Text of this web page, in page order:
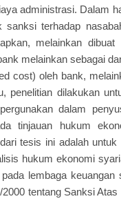
administrasi. Dalam
sanksi terhadap
melainkan dibuat
melainkan sebagai
cost) oleh bank,
penelitian dilakukan
dalam
tinjauan hukum
tesis ini adalah untuk
hukum ekonomi
lembaga keuangan
tentang Sanksi